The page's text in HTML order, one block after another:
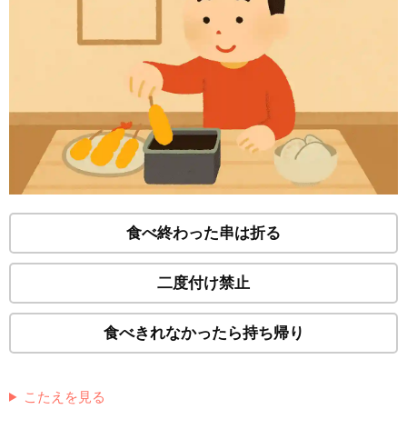
食べ終わった串は折る
二度付け禁止
食べきれなかったら持ち帰り
こたえを見る